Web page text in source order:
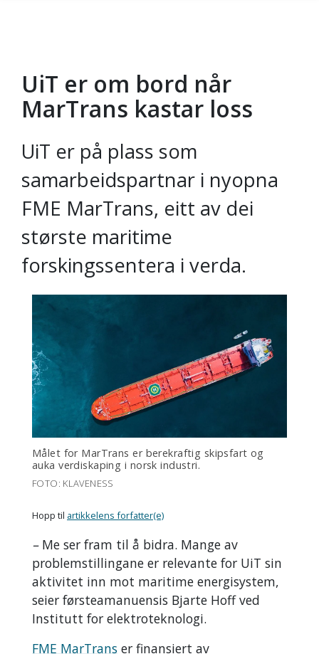
Gå til hovedinnhold
UiT er om bord når
MarTrans kastar loss
UiT er på plass som
samarbeidspartnar i nyopna
FME MarTrans, eitt av dei
største maritime
forskingssentera i verda.
Målet for MarTrans er berekraftig skipsfart og
auka verdiskaping i norsk industri.
FOTO: KLAVENESS
Hopp til artikkelens forfatter(e)
–Me ser fram til å bidra. Mange av
problemstillingane er relevante for UiT sin
aktivitet inn mot maritime energisystem,
seier førsteamanuensis Bjarte Hoff ved
Institutt for elektroteknologi.
FME MarTrans er finansiert av